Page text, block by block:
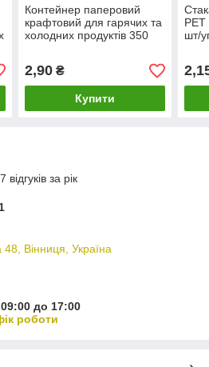
Контейнер паперовий
крафтовий для гарячих та
холодних продуктів 350
2,90₴
Купити
PET
шт/
за рік
Вінниця, Україна
до 17:00
роботи